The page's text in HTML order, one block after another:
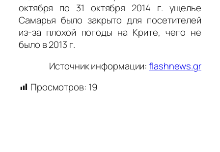
октября по 31 октября 2014 г. ущелье
Самарья было закрыто для посетителей
из-за плохой погоды на Крите, чего не
было в 2013 г.
Источник информации:flashnews.gr
Просмотров: 19